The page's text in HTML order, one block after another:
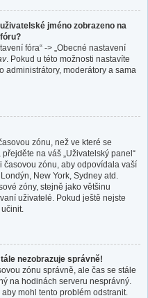
jméno zobrazeno na
fóra“ -> „Obecné nastavení
. Pokud u této možnosti nastavíte
administrátory, moderátory a sama
zónu, než ve které se
na váš „Uživatelský panel“
časovou zónu, aby odpovídala vaší
New York, Sydney atd.
zóny, stejně jako většinu
uživatelé. Pokud ještě nejste
nezobrazuje správně!
zónu správně, ale čas se stále
na hodinách serveru nesprávný.
mohl tento problém odstranit.